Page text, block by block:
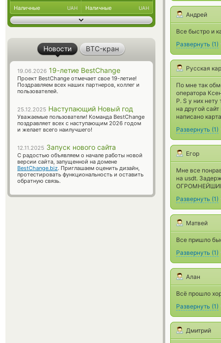
Андрей
Все быстро и
Развернуть (1)
Русская
По мне так
оператора
P. S у них
на другой
написано
Развернуть (1)
Егор
Мне все
на usdt.
ОГРОМНЕЙШИМ
Развернуть (1)
Матвей
Все пришло
Развернуть (1)
Алан
Всё прошло
Развернуть (1)
Дмитрий
Наличные UAH Наличные UAH
Новости BTC-кран
19.06.2026 19-летие BestChange
Проект BestChange отмечает свое 19-летие!
Поздравляем всех наших партнеров, коллег и
пользователей.
25.12.2025 Наступающий Новый год
Уважаемые пользователи! Команда BestChange
поздравляет всех с наступающим 2026 годом
и желает всего наилучшего!
12.11.2025 Запуск нового сайта
С радостью объявляем о начале работы новой
версии сайта, запущенной на домене
BestChange.biz. Приглашаем оценить дизайн,
протестировать функциональность и оставить
обратную связь.